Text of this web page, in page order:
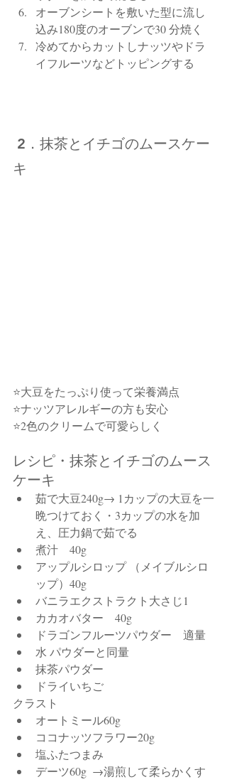
オーブンシートを敷いた型に流し
込み180度のオーブンで30 分焼く
冷めてからカットしナッツやドラ
イフルーツなどトッピングする
キ
⭐大豆をたっぷり使って栄養満点
⭐ナッツアレルギーの方も安心
⭐2色のクリームで可愛らしく
レシピ・抹茶とイチゴのムース
ケーキ
茹で大豆240g→ 1カップの大豆を一
晩つけておく・3カップの水を加
え、圧力鍋で茹でる
煮汁　40g
アップルシロップ （メイブルシロ
ップ）40g
バニラエクストラクト大さじ1
カカオバター　40g
ドラゴンフルーツパウダー　適量
水 パウダーと同量
抹茶パウダー
ドライいちご
クラスト
オートミール60g
ココナッツフラワー20g
塩ふたつまみ
デーツ60g  →湯煎して柔らかくす